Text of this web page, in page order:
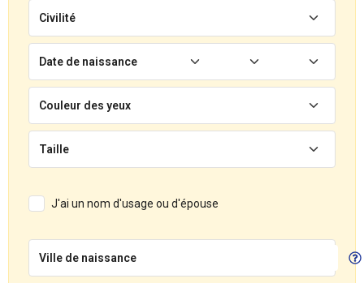
Civilité
Date de naissance
Couleur des yeux
Taille
J'ai un nom d'usage ou d'épouse
Ville de naissance